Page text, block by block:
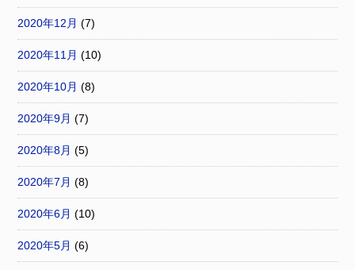
2020年12月 (7)
2020年11月 (10)
2020年10月 (8)
2020年9月 (7)
2020年8月 (5)
2020年7月 (8)
2020年6月 (10)
2020年5月 (6)